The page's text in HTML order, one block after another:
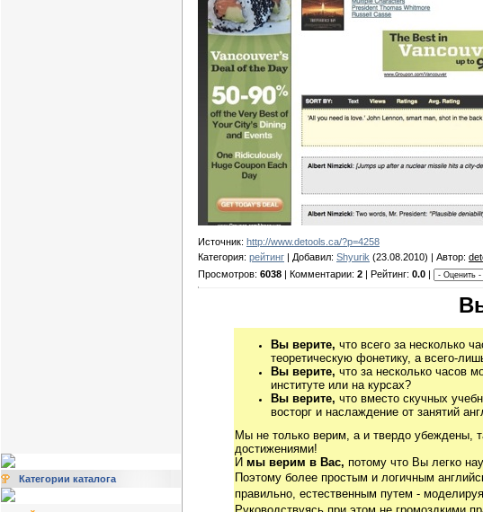
Категории каталога
Источник: http://www.detools.ca/?p=4258
Категория: рейтинг | Добавил: Shyurik (23.08.2010) | Автор:
Просмотров: 6038 | Комментарии: 2 | Рейтинг: 0.0
Вы верите, что всего за несколько
теоретическую фонетику, а всего-
Вы верите, что за несколько часов
институте или на курсах?
Вы верите, что вместо скучных
восторг и наслаждение от занятий
Мы не только верим, а и твердо убеждены,
достижениями!
И мы верим в Вас, потому что Вы легко
Поэтому более простым и логичным
правильно, естественным путем -